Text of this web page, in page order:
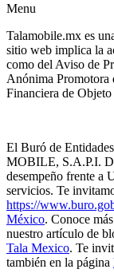
Menu
Talamobile.mx es
sitio web implica la
como del Aviso de
Anónima Promotora
Financiera de
El Buró de
MOBILE, S.A.P.I.
desempeño frente a
servicios. Te
https://
México. Conoce
nuestro artículo de
Tala Mexico. Te
también en la página